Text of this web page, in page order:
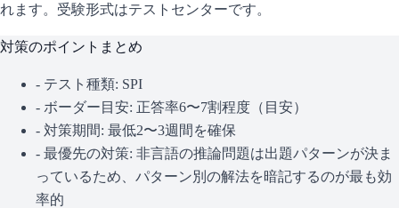
れます。 受験形式はテストセンターです。
対策のポイントまとめ
- テスト種類: SPI
- ボーダー目安: 正答率6〜7割程度（目安）
- 対策期間: 最低2〜3週間を確保
- 最優先の対策: 非言語の推論問題は出題パターンが決ま
っているため、パターン別の解法を暗記するのが最も効
率的